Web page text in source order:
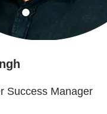
Success Manager